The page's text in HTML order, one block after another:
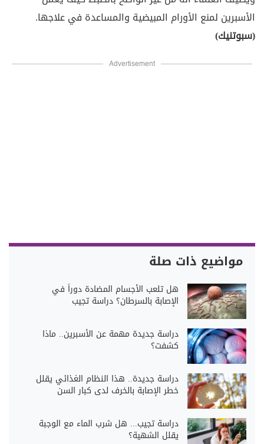
الأسبرين لمنع الأورام المبيضية والمساعدة في علاجها.
(سبوتنيك)
Advertisement
مواضيع ذات صلة
هل تلعب الأجسام المضادة دوراً في
الإصابة بالسرطان؟ دراسة تجيب
دراسة جديدة مهمة عن الأسبرين.. ماذا
كشفت؟
دراسة جديدة.. هذا النظام الغذائي يقلل
خطر الإصابة بالخرف لدى كبار السن
دراسة تجيب... هل شرب الماء مع الوجبة
يقلل الشهية؟